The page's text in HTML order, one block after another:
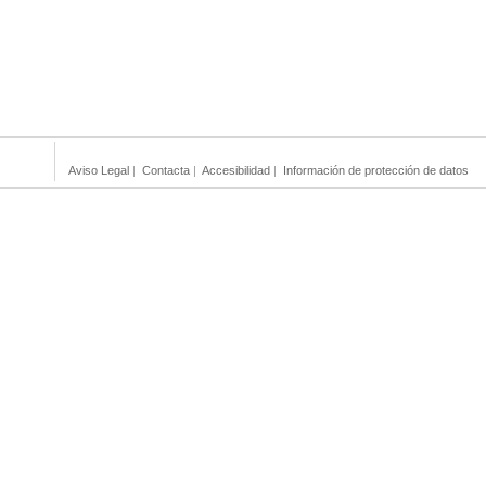
Aviso Legal | Contacta | Accesibilidad | Información de protección de datos